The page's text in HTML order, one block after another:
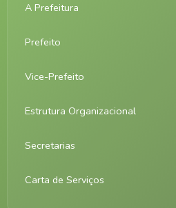
A Prefeitura
Prefeito
Vice-Prefeito
Estrutura Organizacional
Secretarias
Carta de Serviços